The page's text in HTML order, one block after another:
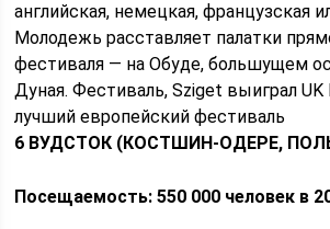
английская, немецкая, французская
Молодежь расставляет палатки
фестиваля — на Обуде, большущем
Дуная. Фестиваль, Sziget выиграл UK
лучший европейский фестиваль
6 ВУДСТОК (КОСТШИН-ОДЕРЕ,
Посещаемость: 550 000 человек в